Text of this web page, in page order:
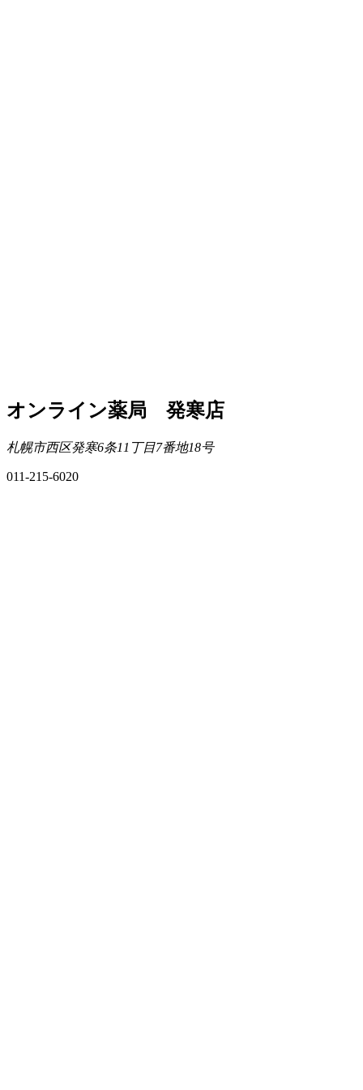
オンライン薬局 発寒店
札幌市西区発寒6条11丁目7番地18号
011-215-6020